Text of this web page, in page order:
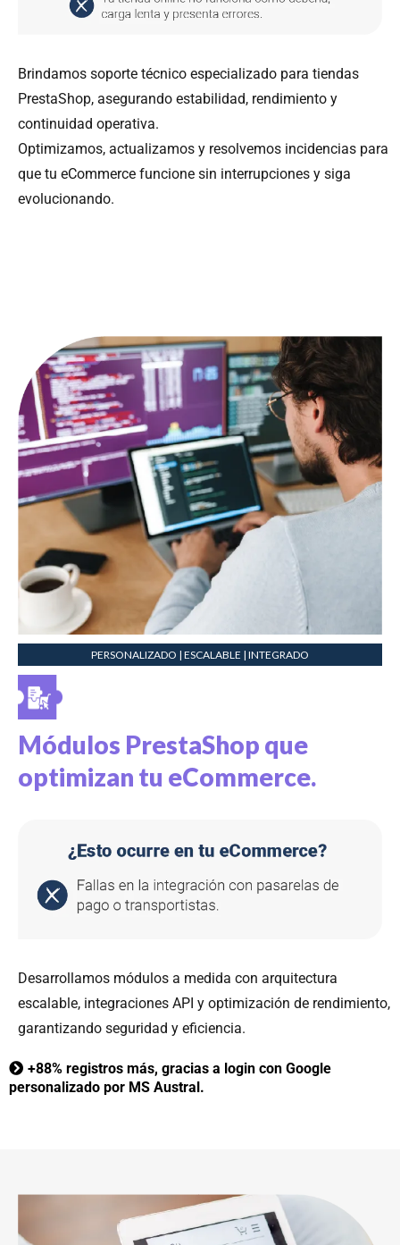
Brindamos soporte técnico especializado para tiendas
PrestaShop, asegurando estabilidad, rendimiento y
continuidad operativa.
Optimizamos, actualizamos y resolvemos incidencias para
que tu eCommerce funcione sin interrupciones y siga
evolucionando.
PERSONALIZADO | ESCALABLE | INTEGRADO
Módulos PrestaShop que
optimizan tu eCommerce.
Desarrollamos módulos a medida con arquitectura
escalable, integraciones API y optimización de rendimiento,
garantizando seguridad y eficiencia.
+88% registros más, gracias a login con Google
personalizado por MS Austral.